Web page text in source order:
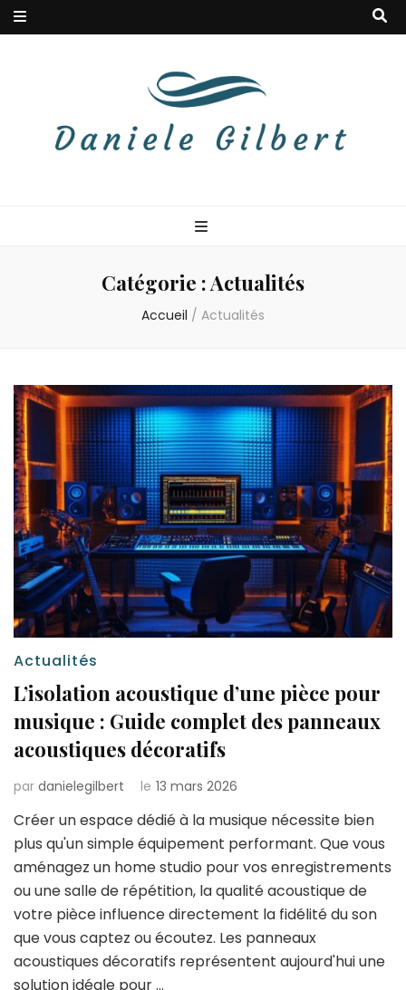
Catégorie :Actualités
Accueil / Actualités
Actualités
L’isolation acoustique d’une pièce pour
musique : Guide complet des panneaux
acoustiques décoratifs
par danielegilbert le 13 mars 2026
Créer un espace dédié à la musique nécessite bien
plus qu'un simple équipement performant. Que vous
aménagez un home studio pour vos enregistrements
ou une salle de répétition, la qualité acoustique de
votre pièce influence directement la fidélité du son
que vous captez ou écoutez. Les panneaux
acoustiques décoratifs représentent aujourd'hui une
solution idéale pour …